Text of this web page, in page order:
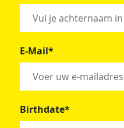
E-Mail*
Birthdate*